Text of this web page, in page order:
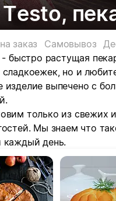
Testo,
заказ Самовывоз
быстро растущая
сладкоежек, но и
изделие выпечено с
только из свежих
Мы знаем что
каждый день.